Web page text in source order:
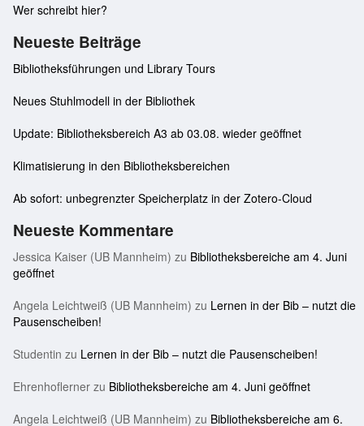
Wer schreibt hier?
Neueste Beiträge
Bibliotheksführungen und Library Tours
Neues Stuhlmodell in der Bibliothek
Update: Bibliotheksbereich A3 ab 03.08. wieder geöffnet
Klimatisierung in den Bibliotheksbereichen
Ab sofort: unbegrenzter Speicherplatz in der Zotero-Cloud
Neueste Kommentare
Jessica Kaiser (UB Mannheim) zu Bibliotheksbereiche am 4. Juni
geöffnet
Angela Leichtweiß (UB Mannheim) zu Lernen in der Bib – nutzt die
Pausenscheiben!
Studentin zu Lernen in der Bib – nutzt die Pausenscheiben!
Ehrenhoflerner zu Bibliotheksbereiche am 4. Juni geöffnet
Angela Leichtweiß (UB Mannheim) zu Bibliotheksbereiche am 6.